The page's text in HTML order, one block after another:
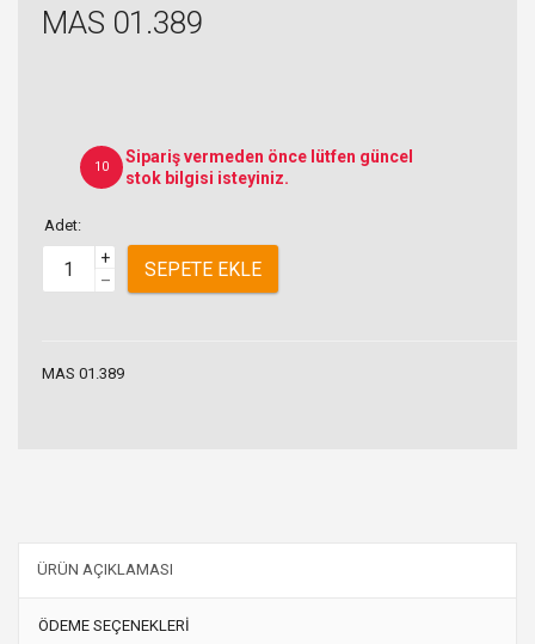
MAS 01.389
10
Sipariş vermeden önce lütfen güncel
stok bilgisi isteyiniz.
Adet:
+
–
SEPETE EKLE
MAS 01.389
ÜRÜN AÇIKLAMASI
ÖDEME SEÇENEKLERİ